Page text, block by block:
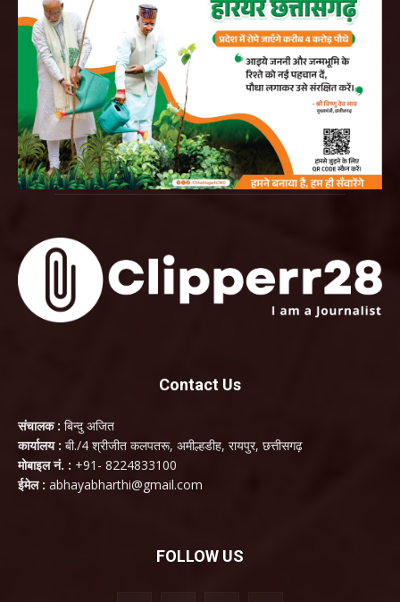
Contact Us
संचालक : बिन्दु अजित
कार्यालय : बी./4 श्रीजीत कलपतरू, अमील्हडीह, रायपुर, छत्तीसगढ़
मोबाइल नं. : +91- 8224833100
ईमेल : abhayabharthi@gmail.com
FOLLOW US